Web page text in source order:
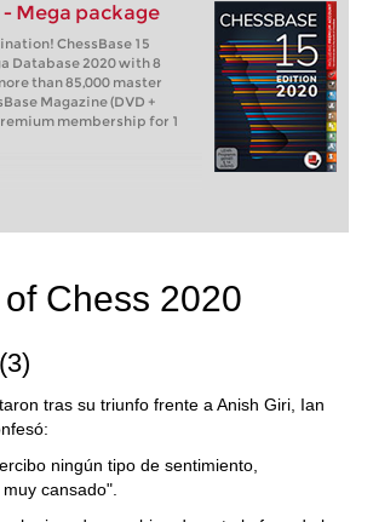
- Mega package
ChessBase 15
Database 2020 with 8
than 85,000 master
Magazine (DVD +
membership for 1
Chess 2020
tras su triunfo frente a Anish Giri, Ian
ningún tipo de sentimiento,
cansado".